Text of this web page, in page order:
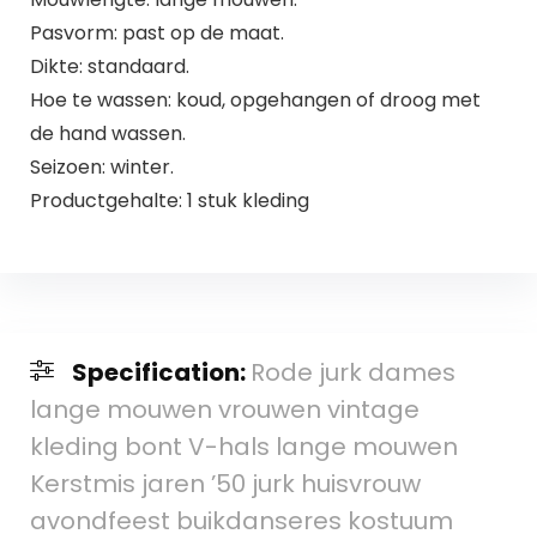
Pasvorm: past op de maat.
Dikte: standaard.
Hoe te wassen: koud, opgehangen of droog met
de hand wassen.
Seizoen: winter.
Productgehalte: 1 stuk kleding
Specification: Rode jurk dames
lange mouwen vrouwen vintage
kleding bont V-hals lange mouwen
Kerstmis jaren ’50 jurk huisvrouw
avondfeest buikdanseres kostuum